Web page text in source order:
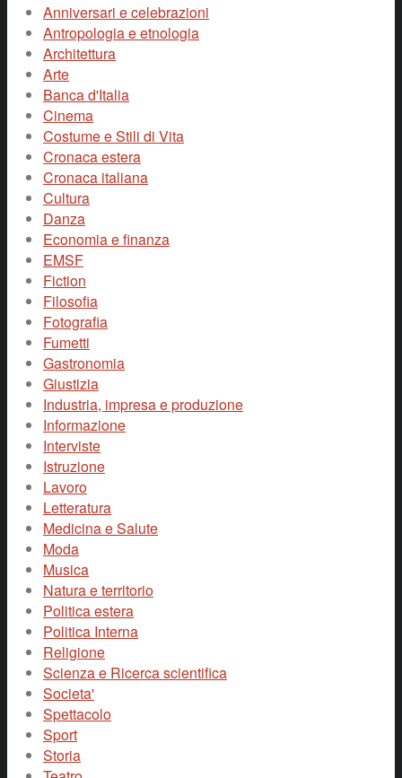
Anniversari e celebrazioni
Antropologia e etnologia
Architettura
Arte
Banca d'Italia
Cinema
Costume e Stili di Vita
Cronaca estera
Cronaca italiana
Cultura
Danza
Economia e finanza
EMSF
Fiction
Filosofia
Fotografia
Fumetti
Gastronomia
Giustizia
Industria, impresa e produzione
Informazione
Interviste
Istruzione
Lavoro
Letteratura
Medicina e Salute
Moda
Musica
Natura e territorio
Politica estera
Politica Interna
Religione
Scienza e Ricerca scientifica
Societa'
Spettacolo
Sport
Storia